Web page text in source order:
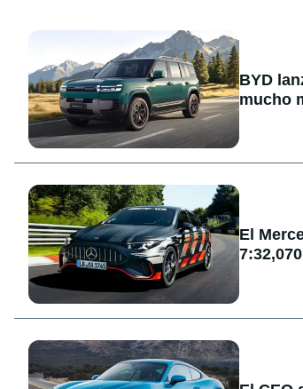
BYD
mucho
El